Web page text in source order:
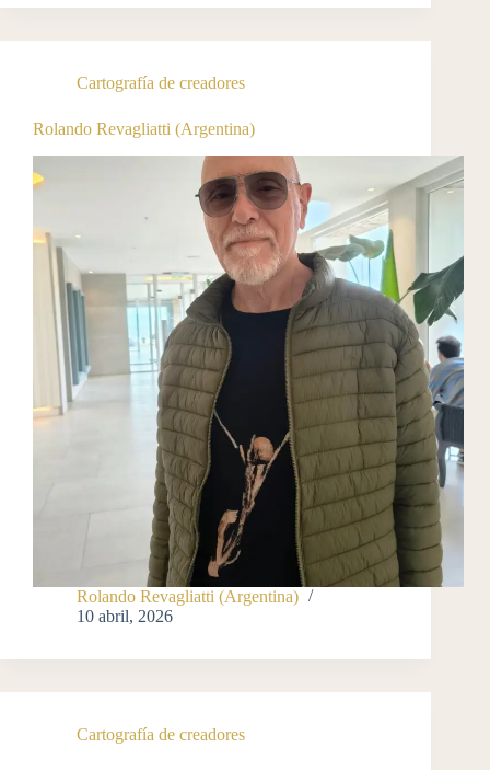
Cartografía de creadores
Rolando Revagliatti (Argentina)
Rolando Revagliatti (Argentina)
10 abril, 2026
Cartografía de creadores